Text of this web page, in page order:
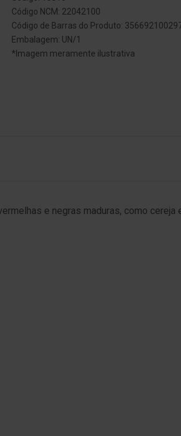
Código NCM: 22042100
Código de Barras do Produto:
Embalagem: UN/1
*Imagem meramente ilustrativa
e negras maduras, como cereja